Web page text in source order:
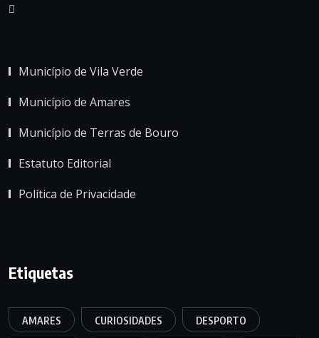
Município de Vila Verde
Município de Amares
Município de Terras de Bouro
Estatuto Editorial
Política de Privacidade
Etiquetas
AMARES CURIOSIDADES DESPORTO